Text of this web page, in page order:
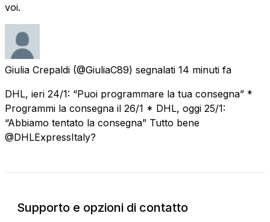
voi.
Giulia Crepaldi (@GiuliaC89) segnalati 14 minuti fa
DHL, ieri 24/1: “Puoi programmare la tua consegna” *
Programmi la consegna il 26/1 * DHL, oggi 25/1:
“Abbiamo tentato la consegna” Tutto bene
@DHLExpressItaly?
Supporto e opzioni di contatto